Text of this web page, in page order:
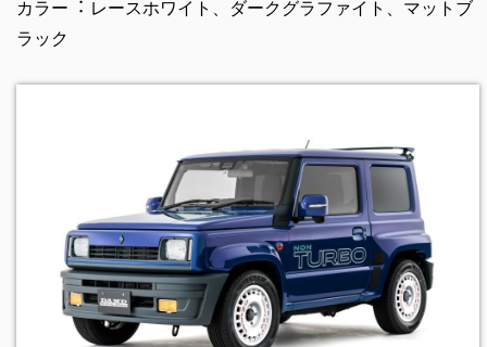
カラー︓ レースホワイト、ダークグラファイト、マットブ
ラック